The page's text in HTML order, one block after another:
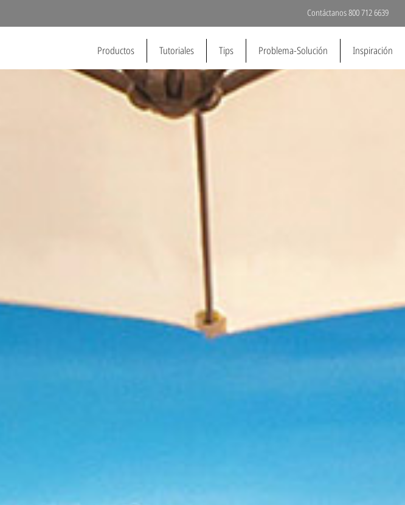
Contáctanos 800 712 6639
Productos Tutoriales Tips Problema-Solución Inspiración